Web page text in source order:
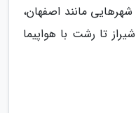
مانند اصفهان،
تا رشت با هواپیما